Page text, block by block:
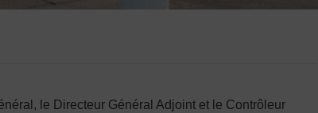
le Directeur Général Adjoint et le Contrôleur